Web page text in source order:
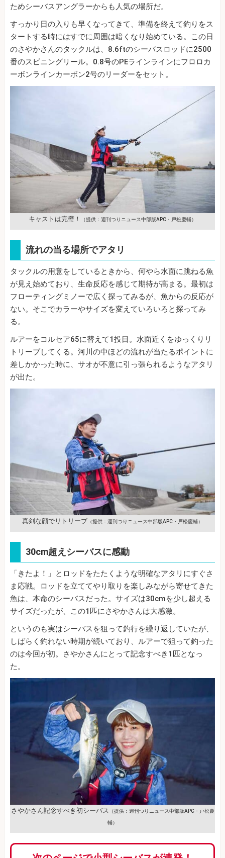
ためシーバスアングラーからも人気の場所だ。
すっかり日の入りも早くなってきて、準備を終えて釣りをス
タートする時にはすでに周囲は暗くなり始めている。この日
のさやかさんのタックルは、8.6ftのシーバスロッドに2500
番のスピニングリール。0.8号のPEラインラインにフロロカ
ーボンラインカーボン2号のリーダーをセット。
キャストは完璧！ （提供：週刊つりニュース中部版APC・戸松慶輔）
流れの当る場所でアタリ
タックルの用意をしているときから、何やら水面に跳ねる魚
が見え始めており、生命反応を感じて期待が高まる。最初は
フローティングミノーで広く探ってみるが、魚からの反応が
ない。そこでカラーやサイズを変えていろいろと探ってみ
る。
ルアーをコルセア65に替えて1投目。水面近くをゆっくりリ
トリーブしてくる。河川の中ほどの流れが当たるポイントに
差しかかった時に、サオが不意に引っ張られるようなアタリ
が出た。
真剣な顔でリトリーブ （提供：週刊つりニュース中部版APC・戸松慶輔）
30cm超えシーバスに感動
「きたよ！」とロッドをたたくような明確なアタリにすぐさ
ま応戦。ロッドを立ててやり取りを楽しみながら寄せてきた
魚は、本命のシーバスだった。サイズは30cmを少し超える
サイズだったが、この1匹にさやかさんは大感激。
というのも実はシーバスを狙って釣行を繰り返していたが、
しばらく釣れない時期が続いており、ルアーで狙って釣った
のは今回が初。さやかさんにとって記念すべき1匹となっ
た。
さやかさん記念すべき初シーバス （提供：週刊つりニュース中部版APC・戸松慶
輔）